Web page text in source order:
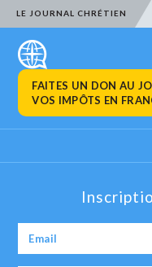
LE JOURNAL CHRÉTIEN
FAITES UN DON AU
VOS IMPÔTS EN